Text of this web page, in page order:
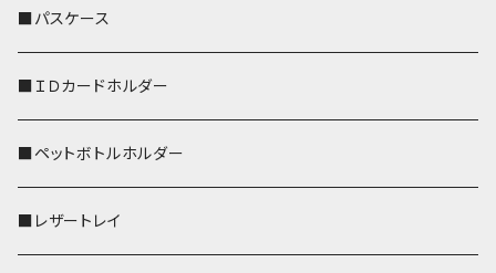
リールのみ
ストラップ付
■パスケース
■ＩＤカードホルダー
■ペットボトルホルダー
■レザートレイ